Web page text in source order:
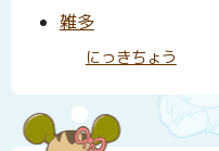
雑多
にっきちょう